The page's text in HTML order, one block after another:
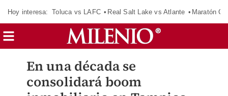
Hoy interesa: Toluca vs LAFC Real Salt Lake vs Atlante Maratón
En una década se
consolidará boom